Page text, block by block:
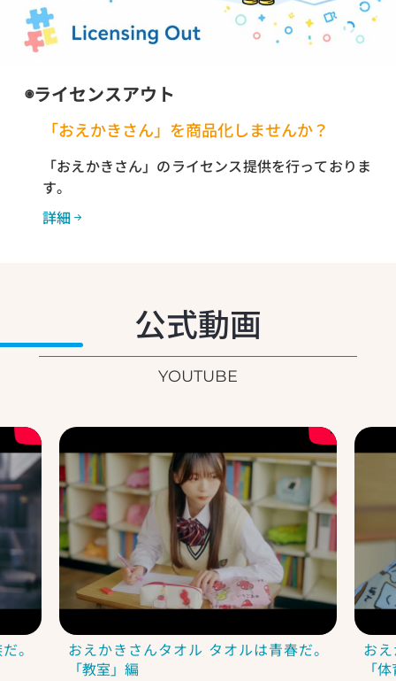
◉ライセンスアウト
「おえかきさん」を商品化しませんか？
「おえかきさん」のライセンス提供を行っておりま
す。
詳細
公式動画
YOUTUBE
。
おえかきさんタオル タオルは青春だ。
「教室」編
お
「